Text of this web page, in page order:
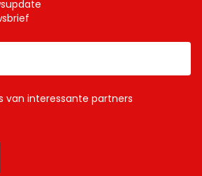
van interessante partners